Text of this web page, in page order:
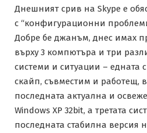
Днешният срив на Skype е
с “конфигурационни
Добре бе джанъм, днес имах
върху 3 компютъра и три
системи и ситуации – едната
скайп, съвместим и работещ,
последната актуална и
Windows XP 32bit, а третата
последната стабилна версия